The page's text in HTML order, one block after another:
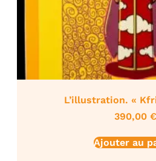
L’illustration. «
390,00 €
Ajouter au